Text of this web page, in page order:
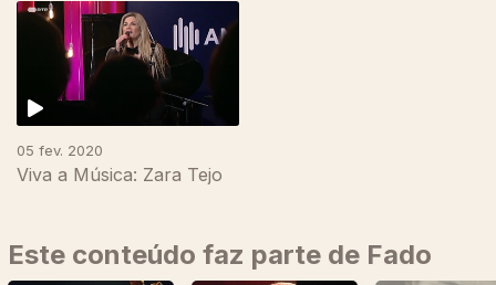
05 fev. 2020
Viva a Música: Zara Tejo
454445
Este conteúdo faz parte de Fado